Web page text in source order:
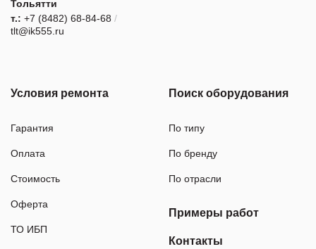
Тольятти
т.: +7 (8482) 68-84-68 /
tlt@ik555.ru
Условия ремонта
Гарантия
Оплата
Стоимость
Оферта
ТО ИБП
Поиск оборудования
По типу
По бренду
По отрасли
Примеры работ
Контакты